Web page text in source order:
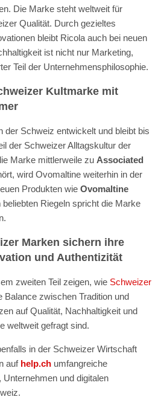
Die Marke steht weltweit für
Qualität. Durch gezieltes
bleibt Ricola auch bei neuen
ist nicht nur Marketing,
Teil der Unternehmensphilosophie.
Kultmarke mit
der Schweiz entwickelt und bleibt bis
der Schweizer Alltagskultur der
Marke mittlerweile zu Associated
wird Ovomaltine weiterhin in der
Produkten wie Ovomaltine
beliebten Riegeln spricht die Marke
Marken sichern ihre
und Authentizität
zweiten Teil zeigen, wie Schweizer
Balance zwischen Tradition und
auf Qualität, Nachhaltigkeit und
weltweit gefragt sind.
in der Schweizer Wirtschaft
auf help.ch umfangreiche
und digitalen